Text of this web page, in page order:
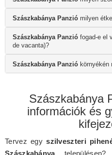
Szászkabánya Panzió milyen
Szászkabánya Panzió fogad-e el
de vacanta)?
Szászkabánya Panzió környékén
Szászkabánya
információk és
Tervez egyszilveszteri
Szászkabánya